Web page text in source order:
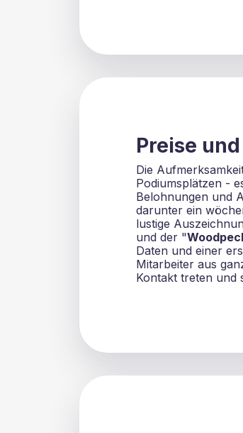
Preise
Die
Podiumsplätzen -
Belohnungen und
darunter ein
lustige
und der "
Daten und einer
Mitarbeiter aus
Kontakt treten und